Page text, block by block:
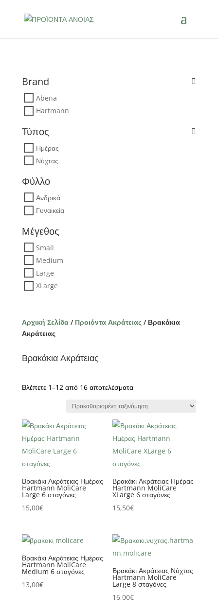
Brand
Abena
Hartmann
Τύπος
Ημέρας
Νύχτας
Φύλλο
Ανδρικά
Γυναικεία
Μέγεθος
Small
Medium
Large
XLarge
Αρχική Σελίδα/ Προιόντα Ακράτειας/ Βρακάκια
Ακράτειας
Βρακάκια Ακράτειας
Βλέπετε 1–12 από 16 αποτελέσματα
Βρακάκι Ακράτειας Ημέρας
Hartmann MoliCare
Large 6 σταγόνες
15,00€
Βρακάκι Ακράτειας Ημέρας
Hartmann MoliCare
XLarge 6 σταγόνες
15,50€
Βρακάκι Ακράτειας Ημέρας
Hartmann MoliCare
Μedium 6 σταγόνες
13,00€
Βρακάκι Ακράτειας Νύχτας
Hartmann MoliCare
Large 8 σταγόνες
16,00€